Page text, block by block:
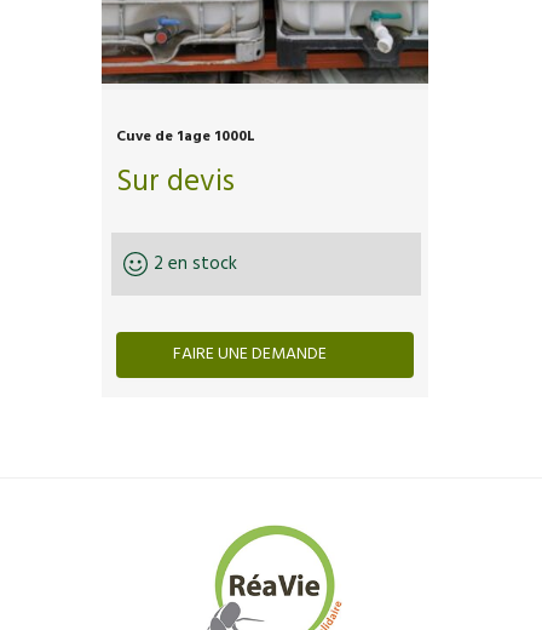
Cuve de 1age 1000L
Sur devis
2 en stock
FAIRE UNE DEMANDE